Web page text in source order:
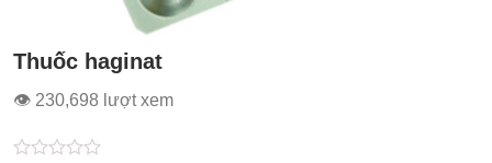
Thuốc haginat
👁 230,698 lượt xem